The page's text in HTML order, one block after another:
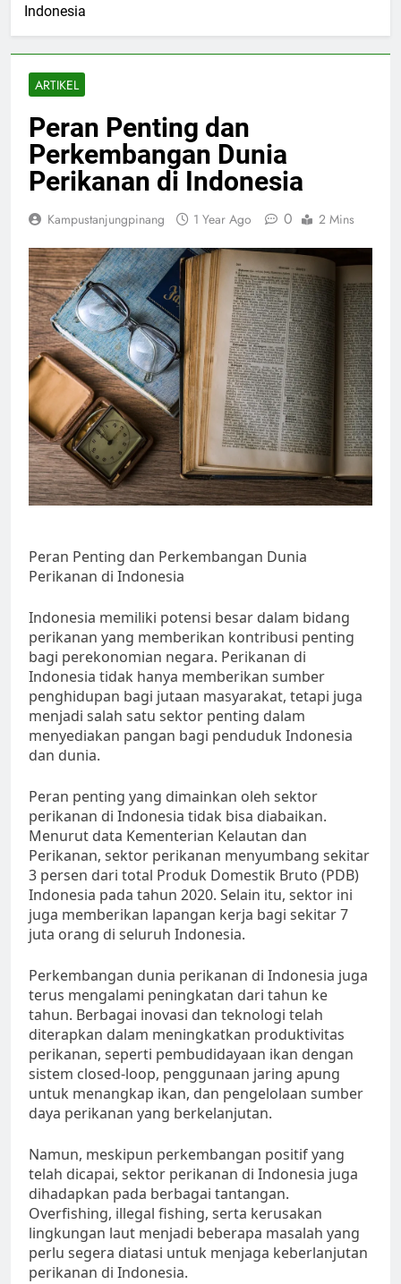
Indonesia
ARTIKEL
Peran Penting dan
Perkembangan Dunia
Perikanan di Indonesia
Kampustanjungpinang 1 Year Ago 0 2 Mins
Peran Penting dan Perkembangan Dunia
Perikanan di Indonesia
Indonesia memiliki potensi besar dalam bidang
perikanan yang memberikan kontribusi penting
bagi perekonomian negara. Perikanan di
Indonesia tidak hanya memberikan sumber
penghidupan bagi jutaan masyarakat, tetapi juga
menjadi salah satu sektor penting dalam
menyediakan pangan bagi penduduk Indonesia
dan dunia.
Peran penting yang dimainkan oleh sektor
perikanan di Indonesia tidak bisa diabaikan.
Menurut data Kementerian Kelautan dan
Perikanan, sektor perikanan menyumbang sekitar
3 persen dari total Produk Domestik Bruto (PDB)
Indonesia pada tahun 2020. Selain itu, sektor ini
juga memberikan lapangan kerja bagi sekitar 7
juta orang di seluruh Indonesia.
Perkembangan dunia perikanan di Indonesia juga
terus mengalami peningkatan dari tahun ke
tahun. Berbagai inovasi dan teknologi telah
diterapkan dalam meningkatkan produktivitas
perikanan, seperti pembudidayaan ikan dengan
sistem closed-loop, penggunaan jaring apung
untuk menangkap ikan, dan pengelolaan sumber
daya perikanan yang berkelanjutan.
Namun, meskipun perkembangan positif yang
telah dicapai, sektor perikanan di Indonesia juga
dihadapkan pada berbagai tantangan.
Overfishing, illegal fishing, serta kerusakan
lingkungan laut menjadi beberapa masalah yang
perlu segera diatasi untuk menjaga keberlanjutan
perikanan di Indonesia.